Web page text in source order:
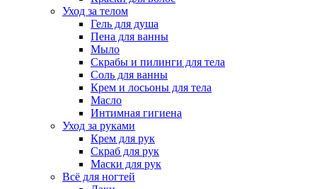
Уход за телом
Гель для душа
Пена для ванны
Мыло
Скрабы и пилинги для тела
Соль для ванны
Крем и лосьоны для тела
Масло
Интимная гигиена
Уход за руками
Крем для рук
Скраб для рук
Маски для рук
Всё для ногтей